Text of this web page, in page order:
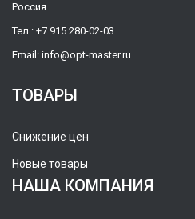
Россия
Тел.: +7 915 280-02-03
Email: info@opt-master.ru
ТОВАРЫ
Снижение цен
Новые товары
НАША КОМПАНИЯ